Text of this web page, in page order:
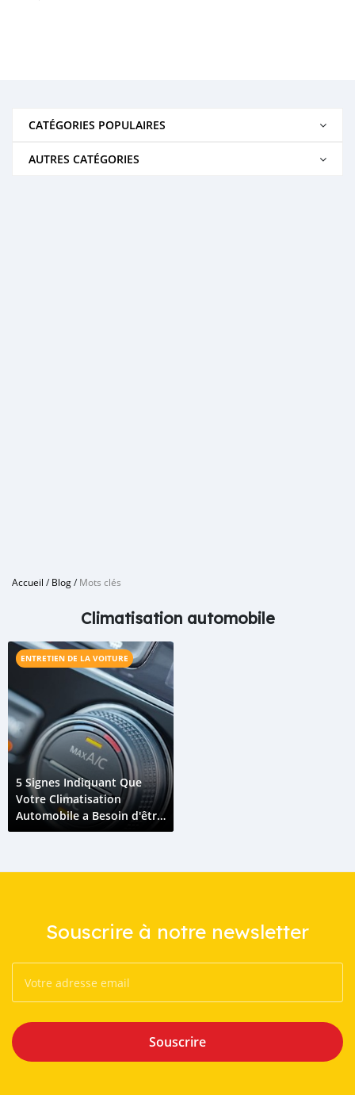
CATÉGORIES POPULAIRES
AUTRES CATÉGORIES
Accueil /Blog/Mots clés
Climatisation automobile
ENTRETIEN DE LA VOITURE
5 Signes Indiquant Que
Votre Climatisation
Automobile a Besoin d'être
Rechargée
Souscrire à notre newsletter
Souscrire